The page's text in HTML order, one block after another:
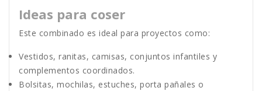
Ideas para coser
Este combinado es ideal para proyectos como:
Vestidos, ranitas, camisas, conjuntos infantiles y
complementos coordinados.
Bolsitas, mochilas, estuches, porta pañales o